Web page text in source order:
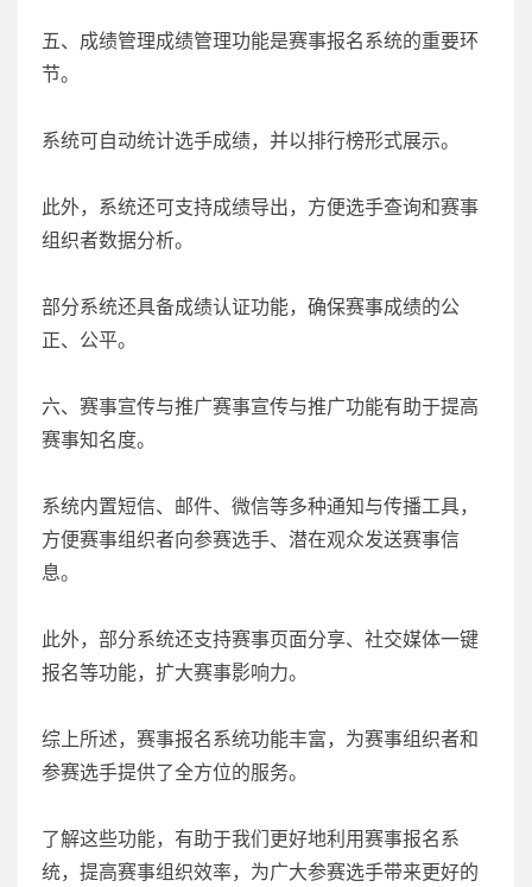
五、成绩管理成绩管理功能是赛事报名系统的重要环
节。
系统可自动统计选手成绩，并以排行榜形式展示。
此外，系统还可支持成绩导出，方便选手查询和赛事
组织者数据分析。
部分系统还具备成绩认证功能，确保赛事成绩的公
正、公平。
六、赛事宣传与推广赛事宣传与推广功能有助于提高
赛事知名度。
系统内置短信、邮件、微信等多种通知与传播工具，
方便赛事组织者向参赛选手、潜在观众发送赛事信
息。
此外，部分系统还支持赛事页面分享、社交媒体一键
报名等功能，扩大赛事影响力。
综上所述，赛事报名系统功能丰富，为赛事组织者和
参赛选手提供了全方位的服务。
了解这些功能，有助于我们更好地利用赛事报名系
统，提高赛事组织效率，为广大参赛选手带来更好的